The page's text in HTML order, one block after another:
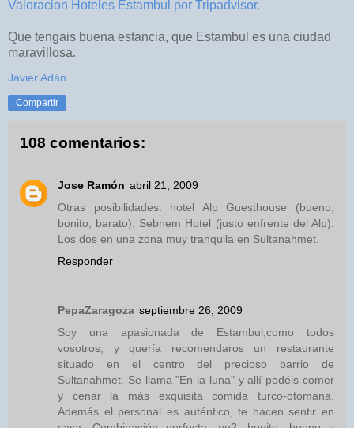
Valoracion Hoteles Estambul por Tripadvisor.
Que tengais buena estancia, que Estambul es una ciudad
maravillosa.
Javier Adán
Compartir
108 comentarios:
Jose Ramón abril 21, 2009
Otras posibilidades: hotel Alp Guesthouse (bueno,
bonito, barato). Sebnem Hotel (justo enfrente del Alp).
Los dos en una zona muy tranquila en Sultanahmet.
Responder
PepaZaragoza septiembre 26, 2009
Soy una apasionada de Estambul,como todos
vosotros, y quería recomendaros un restaurante
situado en el centro del precioso barrio de
Sultanahmet. Se llama "En la luna" y allí podéis comer
y cenar la más exquisita comida turco-otomana.
Además el personal es auténtico, te hacen sentir en